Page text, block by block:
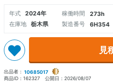
年式 2024年 稼働時間 273h
在庫地
栃木県 製造番号 6H354
見
出品者： 10685017
商品ID： 162327 公開日： 2026/08/07